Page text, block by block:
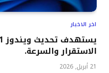
اخر الاخبار
الاستقرار والسرعة.
21 أبريل, 2026